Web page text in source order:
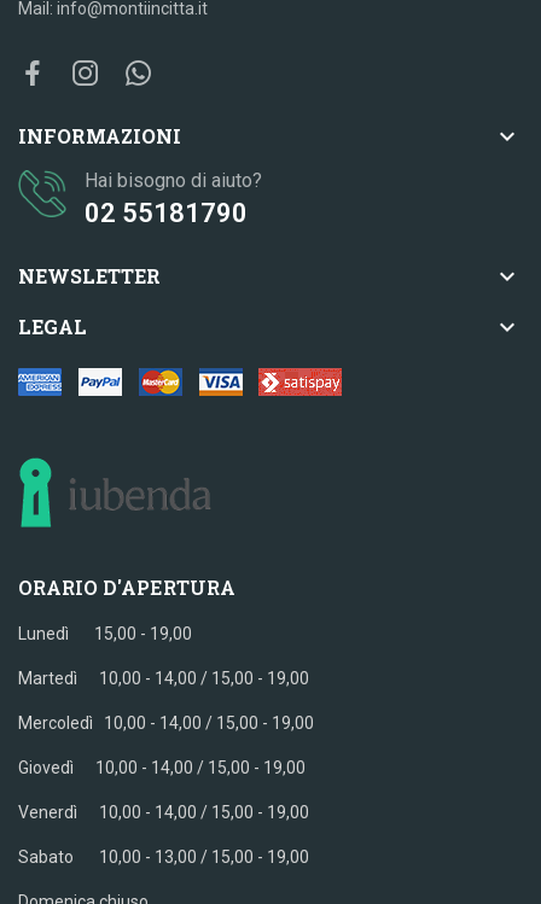
Mail: info@montiincitta.it
INFORMAZIONI 
Hai bisogno di aiuto?
02 55181790
NEWSLETTER 
LEGAL 
ORARIO D'APERTURA
Lunedì 15,00 - 19,00
Martedì 10,00 - 14,00 / 15,00 - 19,00
Mercoledì 10,00 - 14,00 / 15,00 - 19,00
Giovedì 10,00 - 14,00 / 15,00 - 19,00
Venerdì 10,00 - 14,00 / 15,00 - 19,00
Sabato 10,00 - 13,00 / 15,00 - 19,00